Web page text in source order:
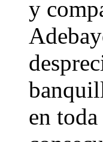
y
en